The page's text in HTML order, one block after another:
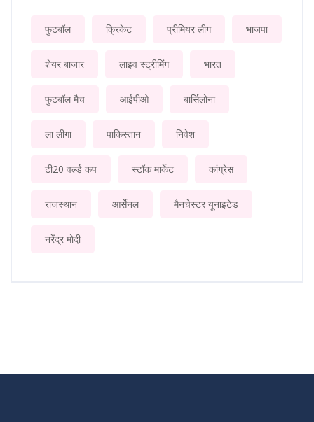
फुटबॉल क्रिकेट प्रीमियर लीग भाजपा
शेयर बाजार लाइव स्ट्रीमिंग भारत
फुटबॉल मैच आईपीओ बार्सिलोना
ला लीगा पाकिस्तान निवेश
टी20 वर्ल्ड कप स्टॉक मार्केट कांग्रेस
राजस्थान आर्सेनल मैनचेस्टर यूनाइटेड
नरेंद्र मोदी